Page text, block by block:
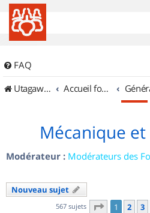
FAQ
UtagawaVTT (Randos VTT et VTTAE avec traces GPS)
Accueil forum
Mécanique
Modérateur : Modérateurs des
Nouveau sujet
567 sujets Page 1sur
1 2 3